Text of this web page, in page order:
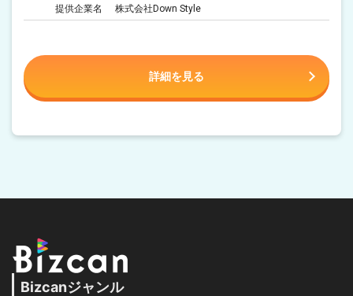
提供企業名 株式会社Down Style
詳細を見る
Bizcanジャンル